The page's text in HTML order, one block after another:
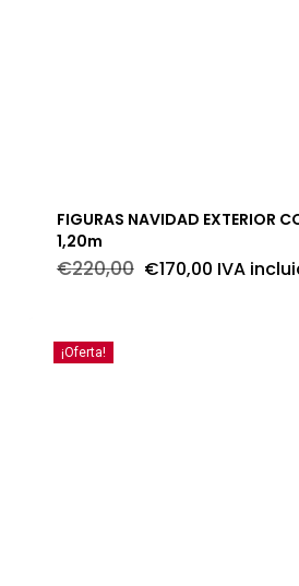
FIGURAS NAVIDAD EXTERIOR
1,20m
€220,00 El
precio
€170,00ElIVA
¡Oferta!